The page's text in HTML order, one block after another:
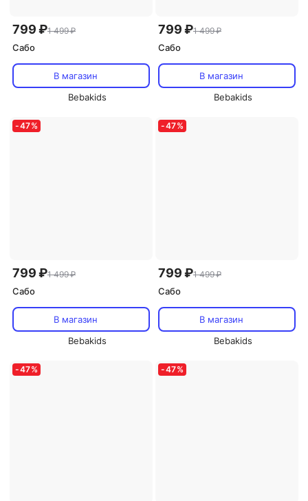
799 ₽1 499 ₽
Сабо
В магазин
Bebakids
799 ₽1 499 ₽
Сабо
В магазин
Bebakids
-47%
799 ₽1 499 ₽
Сабо
В магазин
Bebakids
-47%
799 ₽1 499 ₽
Сабо
В магазин
Bebakids
-47% -47%